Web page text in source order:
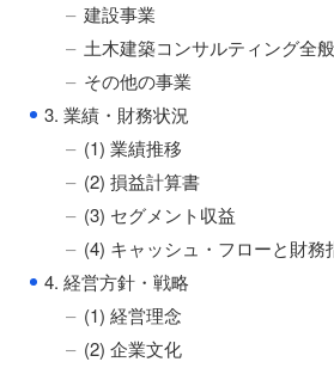
建設事業
土木建築コンサルティング全
その他の事業
● 3. 業績・財務状況
(1) 業績推移
(2) 損益計算書
(3) セグメント収益
(4) キャッシュ・フローと財務
● 4. 経営方針・戦略
(1) 経営理念
(2) 企業文化